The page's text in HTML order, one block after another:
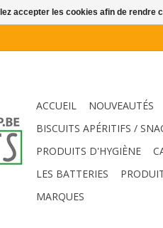
ACCUEIL NOUVEAUTÉS
BISCUITS APÉRITIFS /
PRODUITS D'HYGIÈNE
LES BATTERIES
MARQUES
accepter les cookies afin de rendre